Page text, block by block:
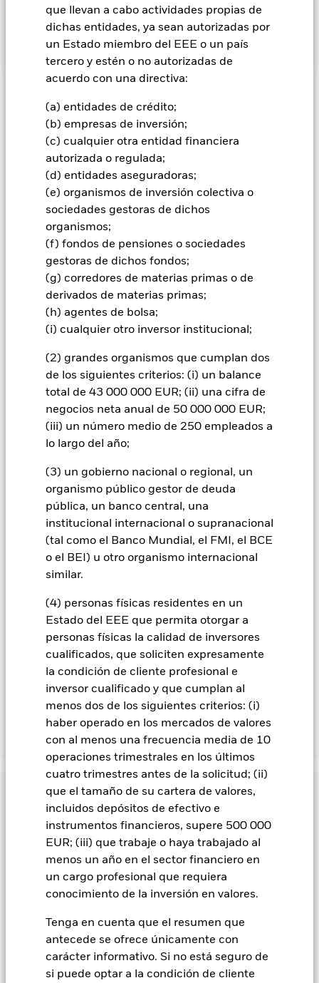
que llevan a cabo actividades propias de
dichas entidades, ya sean autorizadas por
un Estado miembro del EEE o un país
tercero y estén o no autorizadas de
acuerdo con una directiva:
(a) entidades de crédito;
(b) empresas de inversión;
(c) cualquier otra entidad financiera
autorizada o regulada;
(d) entidades aseguradoras;
(e) organismos de inversión colectiva o
sociedades gestoras de dichos
organismos;
(f) fondos de pensiones o sociedades
gestoras de dichos fondos;
(g) corredores de materias primas o de
derivados de materias primas;
(h) agentes de bolsa;
(i) cualquier otro inversor institucional;
(2) grandes organismos que cumplan dos
de los siguientes criterios: (i) un balance
total de 43 000 000 EUR; (ii) una cifra de
negocios neta anual de 50 000 000 EUR;
(iii) un número medio de 250 empleados a
lo largo del año;
(3) un gobierno nacional o regional, un
organismo público gestor de deuda
pública, un banco central, una
institucional internacional o supranacional
(tal como el Banco Mundial, el FMI, el BCE
o el BEI) u otro organismo internacional
similar.
(4) personas físicas residentes en un
Estado del EEE que permita otorgar a
personas físicas la calidad de inversores
cualificados, que soliciten expresamente
la condición de cliente profesional e
inversor cualificado y que cumplan al
menos dos de los siguientes criterios: (i)
haber operado en los mercados de valores
con al menos una frecuencia media de 10
operaciones trimestrales en los últimos
cuatro trimestres antes de la solicitud; (ii)
que el tamaño de su cartera de valores,
incluidos depósitos de efectivo e
instrumentos financieros, supere 500 000
EUR; (iii) que trabaje o haya trabajado al
menos un año en el sector financiero en
un cargo profesional que requiera
conocimiento de la inversión en valores.
Tenga en cuenta que el resumen que
antecede se ofrece únicamente con
carácter informativo. Si no está seguro de
si puede optar a la condición de cliente
rentabilidad del Bloomberg MSCI Global Aggregate Green
INFORMACIÓN IMPORTANTE: Capital en Riesgo.
subir o bajar, y no están garantizados. Es posible que los
inversores no recuperen la cantidad invertida originalmente.
Información importante:
su inversión y los rendimientos generados por ella variarán y
no puede garantizarse la cantidad de su inversión inicial. Los
fondos cotizados (ETF) cotizan en bolsas igual que los
valores, y se compran y se venden a precios de mercado que
pueden ser distintos a los valores liquidativos de los fondos
inversión en renta fija son el riesgo de tipos de interés y el
riesgo de crédito. Normalmente, cuando los tipos de interés
suben, se produce la correspondiente disminución del valor
de mercado de los bonos. El riesgo de crédito se refiere a la
posibilidad de que el emisor del bono no pueda devolver el
en títulos de renta fija emitidos por empresas. Existe un
riesgo de impago si la sociedad no puede pagar los
rendimientos o reembolsar el capital al Fondo en su momento
debido. La cobertura de divisas está diseñada para reducir,
pero no puede eliminar, el impacto de los movimientos entre
la Moneda base y las divisas en las que se negocia parte o la
totalidad de los instrumentos subyacentes. Dependiendo de
negativo sobre la rentabilidad del Fondo.
Todas las clases de acciones con cobertura de divisas de este
fondo utilizan derivados para cubrir el riesgo de divisas. El
uso de derivados para una clase de acciones podría conllevar
un posible riesgo de contagio (también denominado «spill-
over») a otras clases de acciones del fondo. La sociedad
contagio a otras clases de acciones. En el menú desplegable
que figura justo debajo del nombre del fondo, podrá ver un
listado de todas las clases de acciones del fondo: las clases de
acciones con cobertura de divisas se identifican mediante la
palabra «Hedged» en su nombre. Además, el listado
completo de todas las clases de acciones con cobertura de
Mostrar menos
iShares Global Aggregate Bond ESG SRI UCITS ETF
Rentabilidad
Gráfico de rendimiento
Ver gráfico completo
Rentabilidad
Este gráfico muestra la rentabilidad del producto como el
El riesgo de crédito, los cambios en los tipos de interés y/o los
impagos de los emisores tendrán un impacto significativo en
la rentabilidad de los títulos de renta fija. Las rebajas de la
calificación de solvencia potenciales o reales pueden
incrementar el nivel de riesgo.
Riesgo de contraparte: La insolvencia de cualquier entidad
contraparte de contratos financieros como los derivados,
puede exponer a la Clase de acciones a pérdidas financieras.
Riesgo de crédito: El emisor de un valor mantenido en el
Fondo podría no satisfacer sus obligaciones de pago de
Riesgo de
liquidez: Una menor liquidez significa que el número de
Datos clave
Activos Netos EUR 1.876.992.800
Share Class Currency
Clase de activo
Características del Fondo
a 06 ago 2026
Ticker del índice de referencia
Localizaciones registrados
Alemania
Arabia Saudita
Posiciones
Desglose